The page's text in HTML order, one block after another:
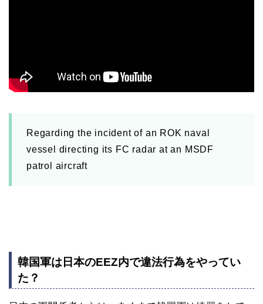
Regarding the incident of an ROK naval
vessel directing its FC radar at an MSDF
patrol aircraft
韓国軍は日本のEEZ内で違法行為をやってい
た？